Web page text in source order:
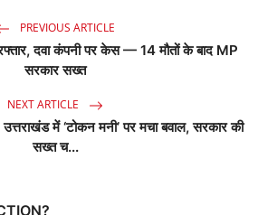
PREVIOUS ARTICLE
दवा कंपनी पर केस — 14 मौतों के बाद MP
सरकार सख्त
NEXT ARTICLE
में ‘टोकन मनी’ पर मचा बवाल, सरकार की
सख्त च...